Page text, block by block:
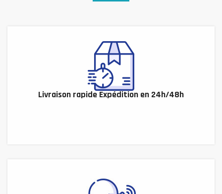
Livraison rapide Expédition en 24h/48h